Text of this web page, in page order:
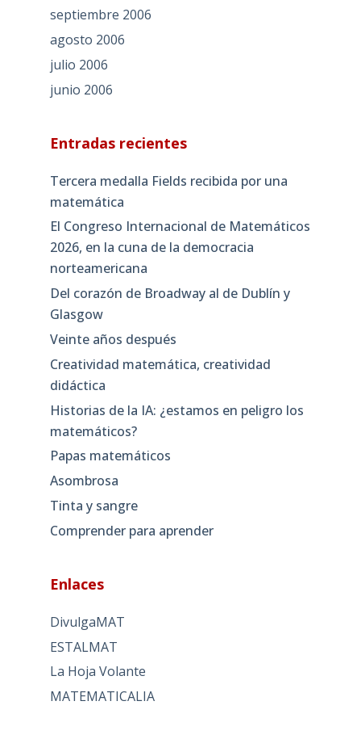
septiembre 2006
agosto 2006
julio 2006
junio 2006
Entradas recientes
Tercera medalla Fields recibida por una
matemática
El Congreso Internacional de Matemáticos
2026, en la cuna de la democracia
norteamericana
Del corazón de Broadway al de Dublín y
Glasgow
Veinte años después
Creatividad matemática, creatividad
didáctica
Historias de la IA: ¿estamos en peligro los
matemáticos?
Papas matemáticos
Asombrosa
Tinta y sangre
Comprender para aprender
Enlaces
DivulgaMAT
ESTALMAT
La Hoja Volante
MATEMATICALIA